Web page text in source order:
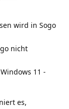
wird in Sogo
nicht
11 -
es,